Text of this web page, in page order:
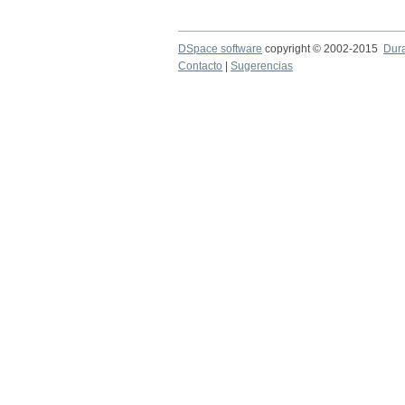
DSpace software copyright © 2002-2015
Contacto
Sugerencias